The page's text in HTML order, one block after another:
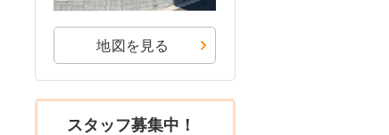
地図を見る
スタッフ募集中！